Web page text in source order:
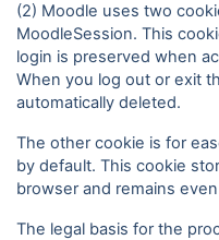
(2) Moodle uses two
MoodleSession. This
login is preserved when
When you log out or exit
automatically deleted.
The other cookie is for
by default. This cookie
browser and remains
The legal basis for the